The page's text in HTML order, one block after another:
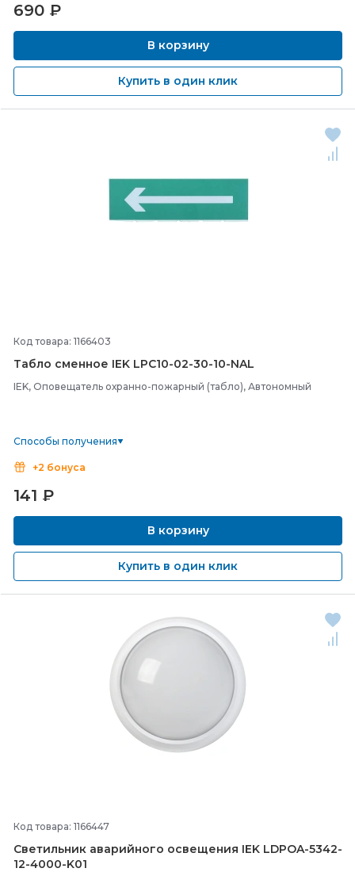
690 ₽
В корзину
Купить в один клик
Код товара: 1166403
Табло сменное IEK LPC10-02-30-10-NAL
IEK, Оповещатель охранно-пожарный (табло), Автономный
Способы получения
+2 бонуса
141 ₽
В корзину
Купить в один клик
Код товара: 1166447
Светильник аварийного освещения IEK LDPOA-5342-
12-4000-K01